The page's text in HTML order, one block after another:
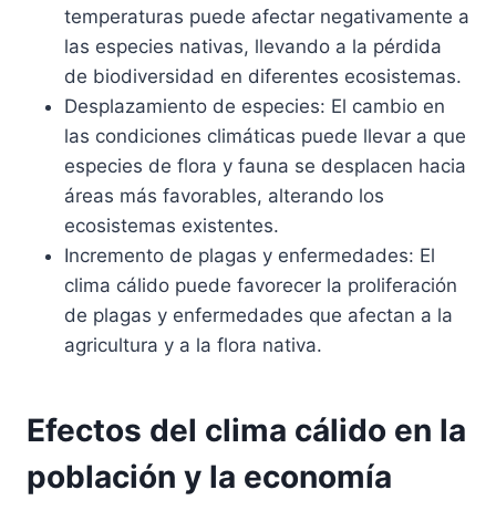
temperaturas puede afectar negativamente a
las especies nativas, llevando a la pérdida
de biodiversidad en diferentes ecosistemas.
Desplazamiento de especies: El cambio en
las condiciones climáticas puede llevar a que
especies de flora y fauna se desplacen hacia
áreas más favorables, alterando los
ecosistemas existentes.
Incremento de plagas y enfermedades: El
clima cálido puede favorecer la proliferación
de plagas y enfermedades que afectan a la
agricultura y a la flora nativa.
Efectos del clima cálido en la
población y la economía